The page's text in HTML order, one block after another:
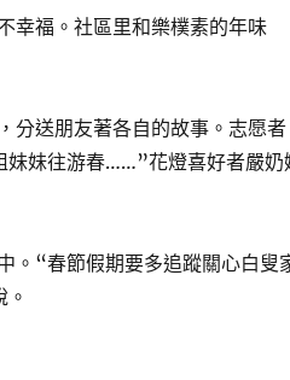
幸福。社區里和樂樸素的年味
分送朋友著各自的故事。志愿者
妹妹往游春……”花燈喜好者嚴奶
。“春節假期要多追蹤關心白叟